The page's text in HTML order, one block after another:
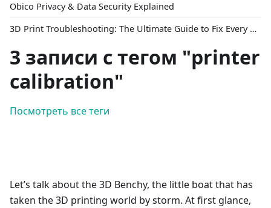
Obico Privacy & Data Security Explained
3D Print Troubleshooting: The Ultimate Guide to Fix Every Common Problem [2026]
3 записи с тегом "printer
calibration"
Посмотреть все теги
Let’s talk about the 3D Benchy, the little boat that has
taken the 3D printing world by storm. At first glance,